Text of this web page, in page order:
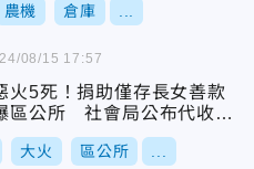
農機 倉庫
火5死！捐助僅存長女善款
區公所 社會局公布代收專
大火 區公所
08/15 17:57